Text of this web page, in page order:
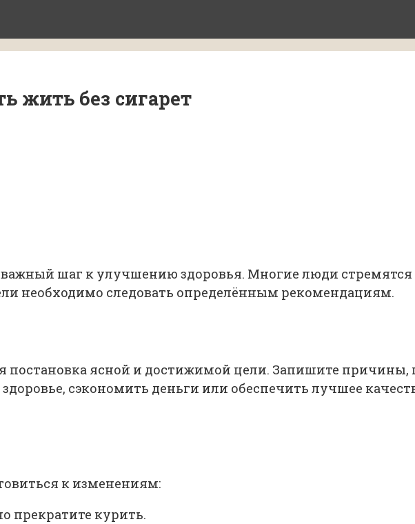
жить без сигарет
шаг к улучшению здоровья. Многие люди стремятся
необходимо следовать определённым рекомендациям.
постановка ясной и достижимой цели. Запишите причины,
сэкономить деньги или обеспечить лучшее
к изменениям:
прекратите курить.